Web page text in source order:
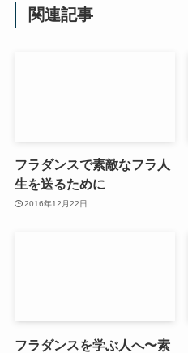
関連記事
フラダンスで素敵なフラ人
生を送るために
2016年12月22日
フラダンスを学ぶ人へ〜素